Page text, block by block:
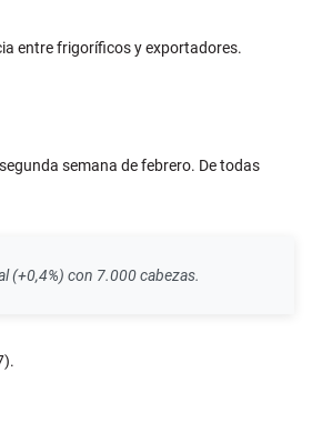
entre frigoríficos y exportadores.
semana de febrero. De todas
(+0,4%) con 7.000 cabezas.